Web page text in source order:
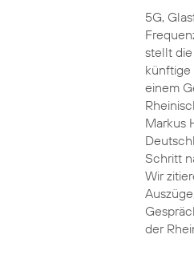
5G,
stellt
künftige
einem
Markus
Schritt
Wir
der